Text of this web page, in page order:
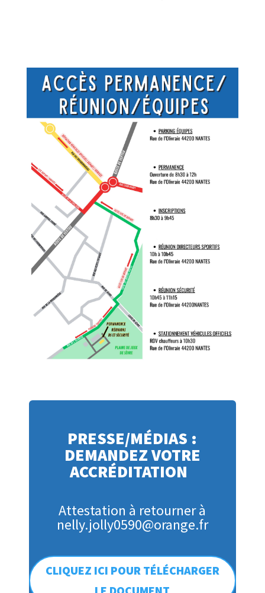
PRESSE/MÉDIAS :
DEMANDEZ VOTRE
ACCRÉDITATION
Attestation à retourner à
nelly.jolly0590@orange.fr
CLIQUEZ ICI POUR TÉLÉCHARGER